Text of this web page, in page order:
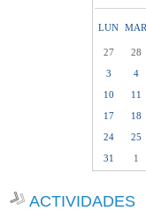
LUN MAR
27 28
3
4
10
11
17
18
24
25
31
1
ACTIVIDADES